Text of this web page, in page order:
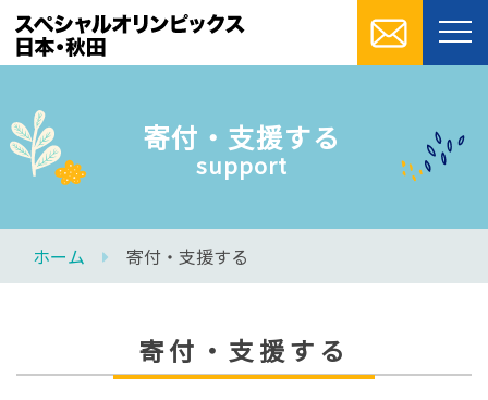
寄付・支援する
support
ホーム 寄付・支援する
寄付・支援する